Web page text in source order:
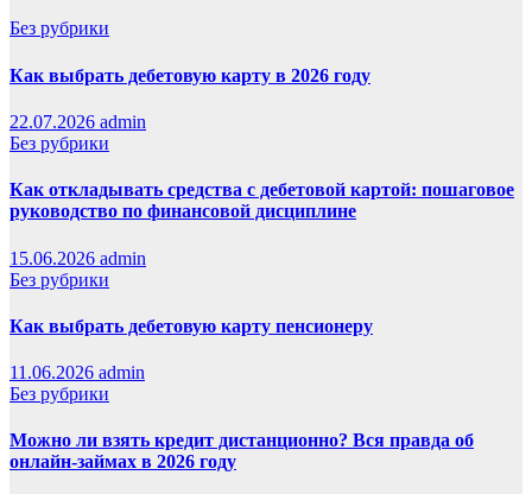
Без рубрики
Как выбрать дебетовую карту в 2026 году
22.07.2026 admin
Без рубрики
Как откладывать средства с дебетовой картой: пошаговое
руководство по финансовой дисциплине
15.06.2026 admin
Без рубрики
Как выбрать дебетовую карту пенсионеру
11.06.2026 admin
Без рубрики
Можно ли взять кредит дистанционно? Вся правда об
онлайн-займах в 2026 году